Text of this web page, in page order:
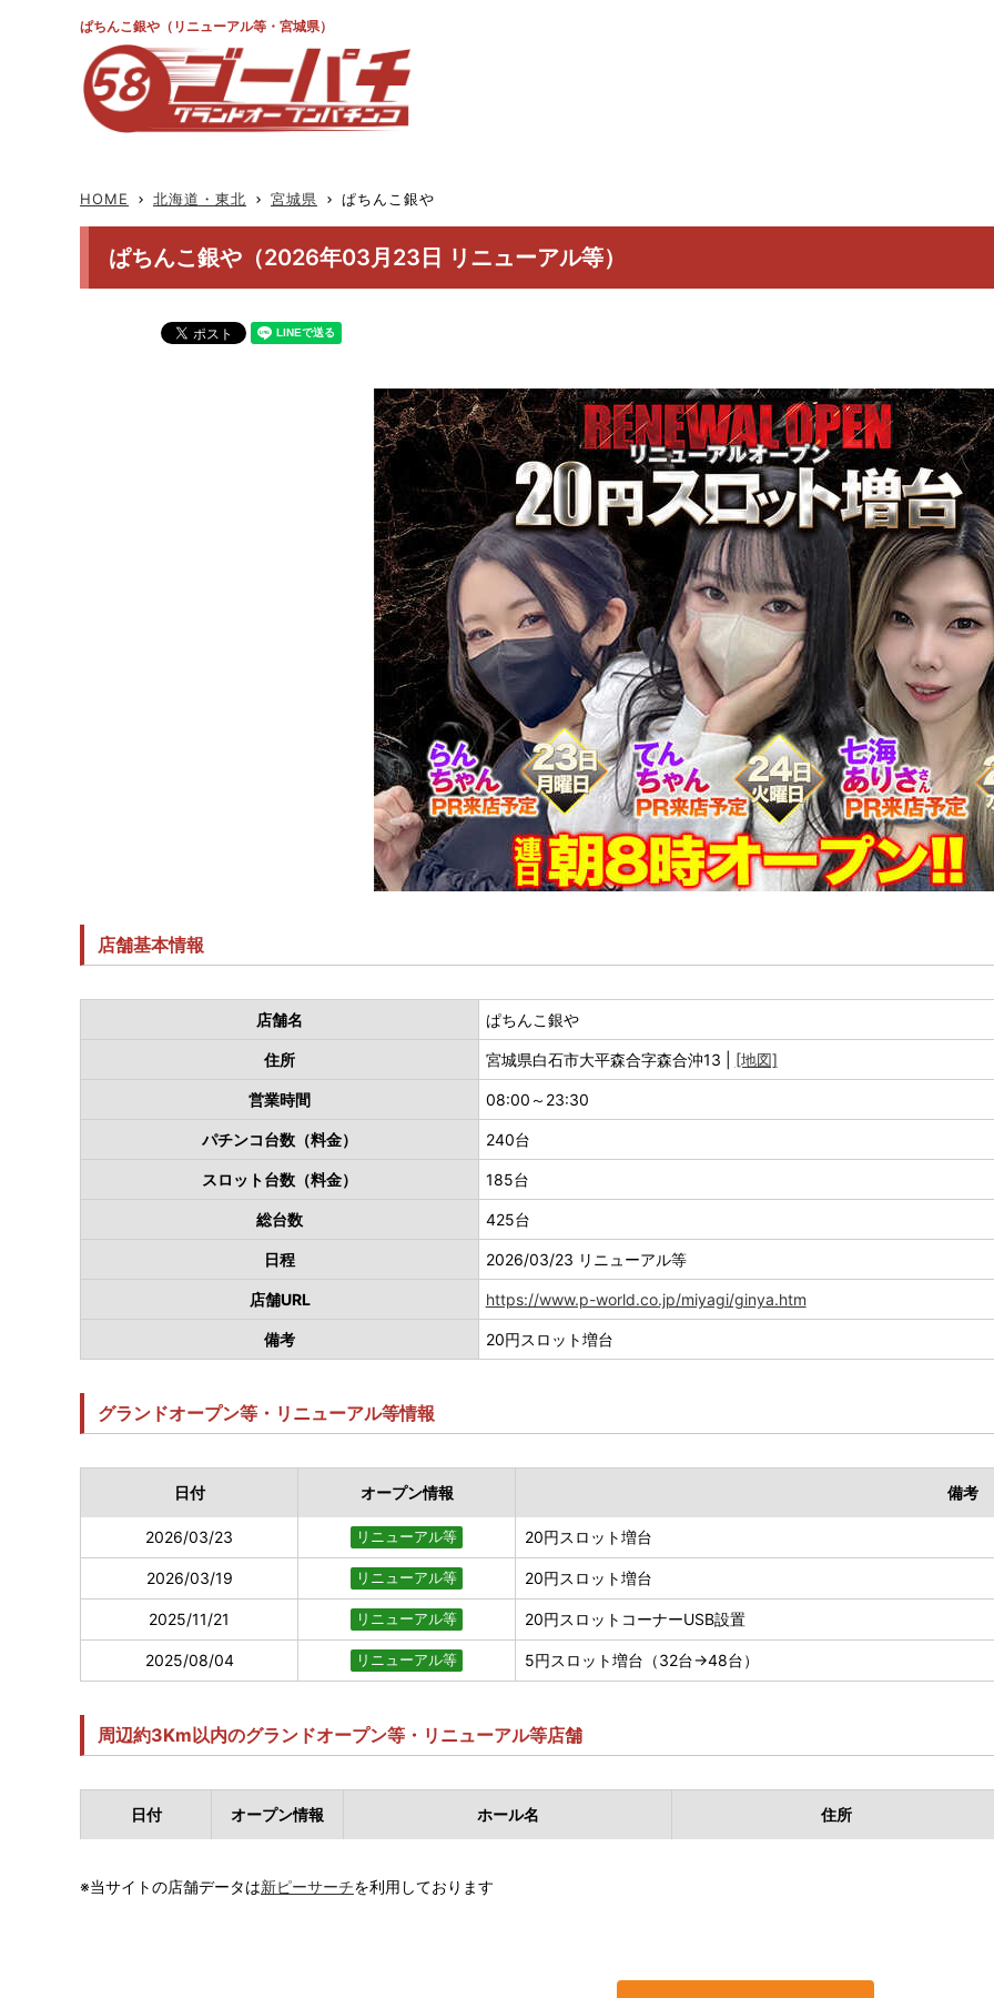
ぱちんこ銀や（リニューアル等・宮城県）
HOME keyboard_arrow_right 北海道・東北 keyboard_arrow_right 宮城県 keyboard_arrow_right ぱちんこ銀や
ぱちんこ銀や（2026年03月23日 リニューアル等）
店舗基本情報
店舗名 ぱちんこ銀や
住所 宮城県白石市大平森合字森合沖13 | [地図]
営業時間 08:00～23:30
パチンコ台数（料金） 240台
スロット台数（料金） 185台
総台数 425台
日程 2026/03/23 リニューアル等
店舗URL https://www.p-world.co.jp/miyagi/ginya.htm
備考 20円スロット増台
グランドオープン等・リニューアル等情報
日付 オープン情報 備考
2026/03/23 リニューアル等 20円スロット増台
2026/03/19 リニューアル等 20円スロット増台
2025/11/21 リニューアル等 20円スロットコーナーUSB設置
2025/08/04 リニューアル等 5円スロット増台（32台→48台）
周辺約3Km以内のグランドオープン等・リニューアル等店舗
日付 オープン情報 ホール名 住所
※当サイトの店舗データは新ピーサーチを利用しております